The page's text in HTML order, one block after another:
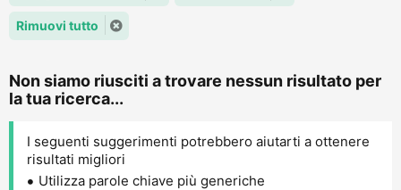
Rimuovi tutto
Non siamo riusciti a trovare nessun risultato per
la tua ricerca...
I seguenti suggerimenti potrebbero aiutarti a ottenere
risultati migliori
Utilizza parole chiave più generiche